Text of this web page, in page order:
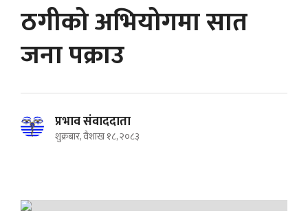
ठगीको अभियोगमा सात
जना पक्राउ
प्रभाव संवाददाता
शुक्रबार, वैशाख १८, २०८३